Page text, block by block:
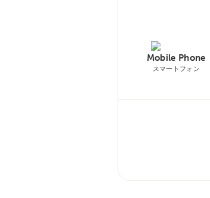
Mobile Phone
スマートフォン